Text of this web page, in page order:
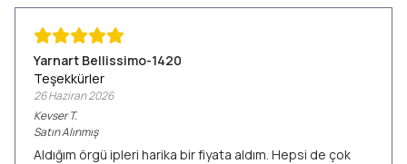
Yarnart Bellissimo-1420
Teşekkürler
26 Haziran 2026
Kevser T.
Satın Alınmış
Aldığım örgü ipleri harika bir fiyata aldım. Hepsi de çok